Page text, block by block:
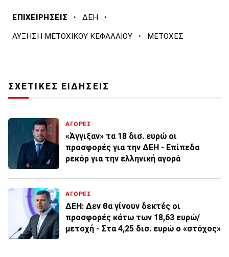
ΕΠΙΧΕΙΡΗΣΕΙΣ · ΔΕΗ ·
ΑΥΞΗΣΗ ΜΕΤΟΧΙΚΟΥ ΚΕΦΑΛΑΙΟΥ · ΜΕΤΟΧΕΣ
ΣΧΕΤΙΚΕΣ ΕΙΔΗΣΕΙΣ
ΑΓΟΡΕΣ
«Άγγιξαν» τα 18 δισ. ευρώ οι
προσφορές για την ΔΕΗ - Επίπεδα
ρεκόρ για την ελληνική αγορά
ΑΓΟΡΕΣ
ΔΕΗ: Δεν θα γίνουν δεκτές οι
προσφορές κάτω των 18,63 ευρώ/
μετοχή - Στα 4,25 δισ. ευρώ ο «στόχος»